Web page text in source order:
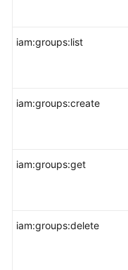
组
资
管
IAM
iam:groups:list
iam:groups:create
iam:groups:get
iam:groups:delete